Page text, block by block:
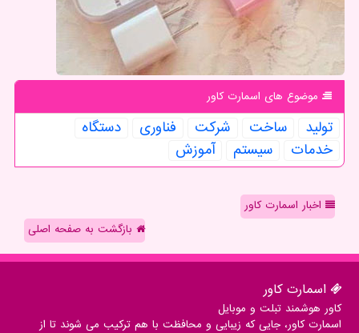
موضوع های اسمارت كاور
تولید ساخت شركت فناوری
دستگاه
خدمات
سیستم آموزش
اخبار اسمارت کاور
بازگشت به صفحه اصلی
اسمارت كاور
کاور هوشمند تبلت و موبایل
اسمارت کاور، جایی که زیبایی و محافظت با هم ترکیب می شوند تا از